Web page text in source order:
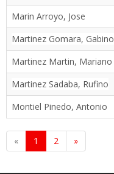
Marin Arroyo, Jose
Martinez Gomara, Gabino
Martinez Martin, Mariano
Martinez Sadaba, Rufino
Montiel Pinedo, Antonio
« 1 2 »